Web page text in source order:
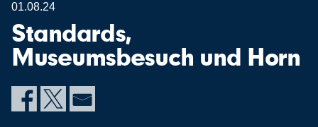
01.08.24
Standards,
Museumsbesuch und Horn